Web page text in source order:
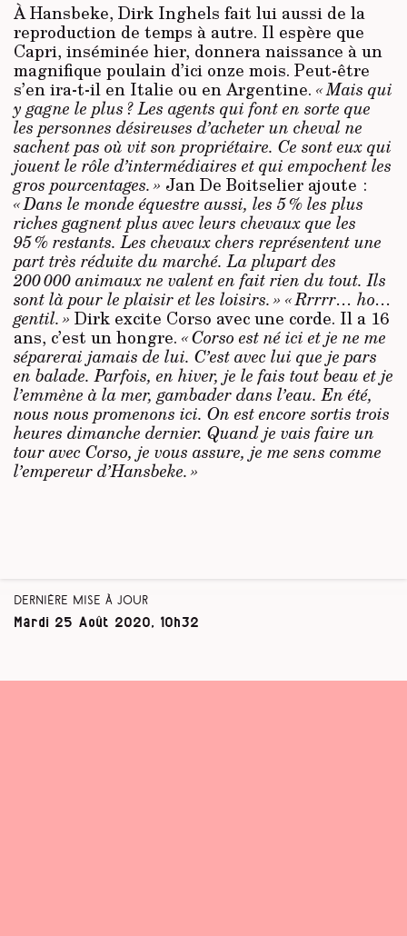
À Hansbeke, Dirk Inghels fait lui aussi de la
reproduction de temps à autre. Il espère que
Capri, inséminée hier, donnera naissance à un
magnifique poulain d’ici onze mois. Peut-être
s’en ira-t-il en Italie ou en Argentine. « Mais qui
y gagne le plus ? Les agents qui font en sorte que
les personnes désireuses d’acheter un cheval ne
sachent pas où vit son propriétaire. Ce sont eux qui
jouent le rôle d’intermédiaires et qui empochent les
gros pourcentages. » Jan De Boitselier ajoute :
« Dans le monde équestre aussi, les 5 % les plus
riches gagnent plus avec leurs chevaux que les
95 % restants. Les chevaux chers représentent une
part très réduite du marché. La plupart des
200 000 animaux ne valent en fait rien du tout. Ils
sont là pour le plaisir et les loisirs. » « Rrrrr… ho…
gentil. » Dirk excite Corso avec une corde. Il a 16
ans, c’est un hongre. « Corso est né ici et je ne me
séparerai jamais de lui. C’est avec lui que je pars
en balade. Parfois, en hiver, je le fais tout beau et je
l’emmène à la mer, gambader dans l’eau. En été,
nous nous promenons ici. On est encore sortis trois
heures dimanche dernier. Quand je vais faire un
tour avec Corso, je vous assure, je me sens comme
l’empereur d’Hansbeke. »
Dernière mise à jour
Mardi 25 Août 2020, 10h32